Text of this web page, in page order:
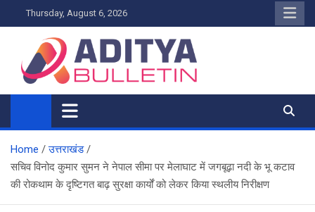
to
Thursday, August 6, 2026
Home
उत्तराखंड
सचिव विनोद कुमार सुमन ने नेपाल सीमा पर मेलाघाट में जगबूढ़ा नदी के भू कटाव
की रोकथाम के दृष्टिगत बाढ़ सुरक्षा कार्यों को लेकर किया स्थलीय निरीक्षण